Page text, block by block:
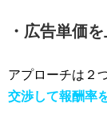
・広告単価
アプローチは２
交渉して報酬率